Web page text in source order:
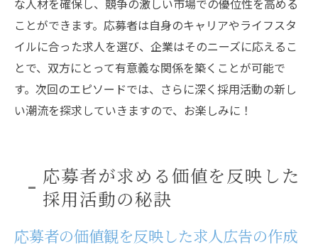
な人材を確保し、競争の激しい市場での優位性を高める
ことができます。応募者は自身のキャリアやライフスタ
イルに合った求人を選び、企業はそのニーズに応えるこ
とで、双方にとって有意義な関係を築くことが可能で
す。次回のエピソードでは、さらに深く採用活動の新し
い潮流を探求していきますので、お楽しみに！
応募者が求める価値を反映した
採用活動の秘訣
応募者の価値観を反映した求人広告の作成